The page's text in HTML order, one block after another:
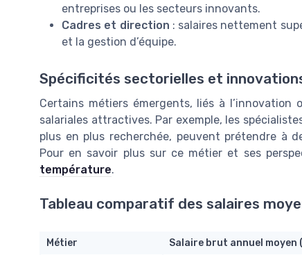
entreprises ou les secteurs innovants.
Cadres et direction : salaires nettement
et la gestion d’équipe.
Spécificités sectorielles et
Certains métiers émergents, liés à
salariales attractives. Par exemple, les
plus en plus recherchée, peuvent prétendre à
Pour en savoir plus sur ce métier et ses
température.
Tableau comparatif des salaires
Métier Salaire brut annuel moyen